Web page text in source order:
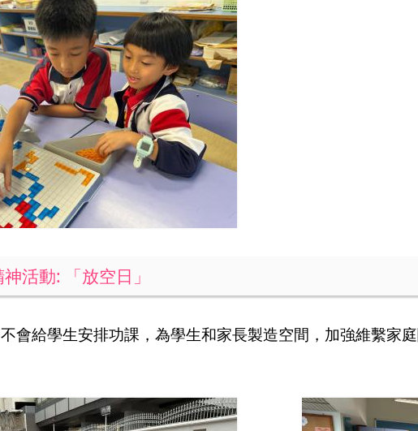
活動: 「放空日」
不會給學生安排功課，為學生和家長製造空間， 加強維繫家